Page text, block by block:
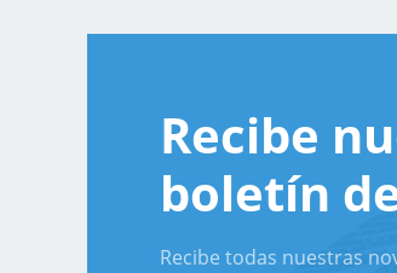
Recibe
boletín
Recibe todas nuestras